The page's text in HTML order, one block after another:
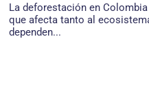
La deforestación en
que afecta tanto al
dependen...